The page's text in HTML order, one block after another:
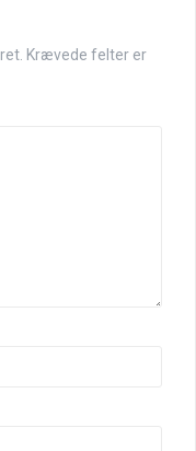
Krævede felter er